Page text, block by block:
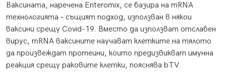
Ваксината, наречена Enteromix, се базира на mRNA
технологията – същият подход, използван в някои
ваксини срещу Covid-19. Вместо да използват отслабен
вирус, mRNA ваксините научават клетките на тялото
да произвеждат протеини, които предизвикват имунна
реакция срещу раковите клетки, пояснява bTV.